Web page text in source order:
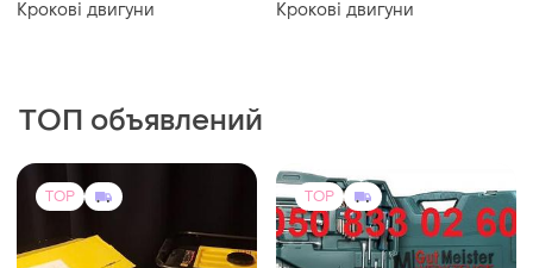
Крокові двигуни Крокові двигуни
ТОП объявлений
TOP TOP